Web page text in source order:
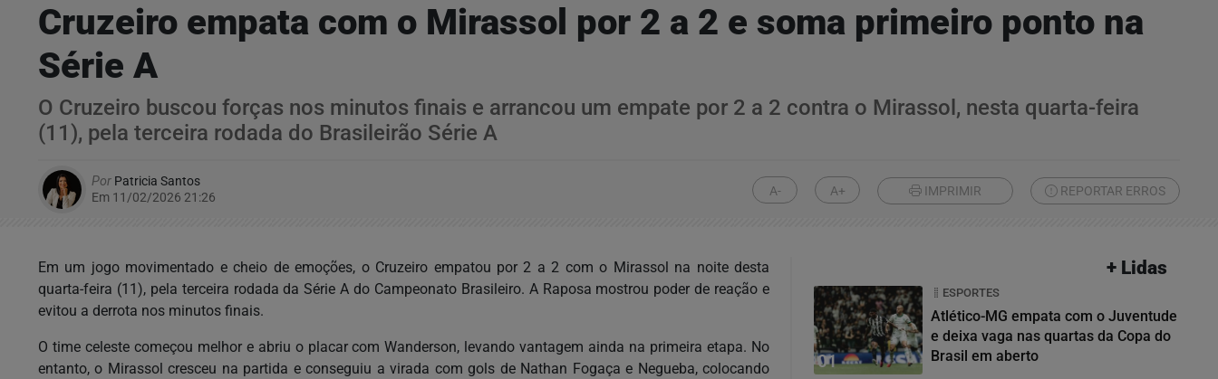
Cruzeiro empata com o Mirassol por 2 a 2 e soma primeiro ponto na
Série A
O Cruzeiro buscou forças nos minutos finais e arrancou um empate por 2 a 2 contra o Mirassol, nesta quarta-feira
(11), pela terceira rodada do Brasileirão Série A
Por Patricia Santos
Em 11/02/2026 21:26
A- A+ IMPRIMIR REPORTAR ERROS
Em um jogo movimentado e cheio de emoções, o Cruzeiro empatou por 2 a 2 com o Mirassol na noite desta
quarta-feira (11), pela terceira rodada da Série A do Campeonato Brasileiro. A Raposa mostrou poder de reação e
evitou a derrota nos minutos finais.
O time celeste começou melhor e abriu o placar com Wanderson, levando vantagem ainda na primeira etapa. No
entanto, o Mirassol cresceu na partida e conseguiu a virada com gols de Nathan Fogaça e Negueba, colocando
+ Lidas
01
ESPORTES
Atlético-MG empata com o Juventude
e deixa vaga nas quartas da Copa do
Brasil em aberto